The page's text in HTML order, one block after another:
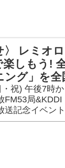
〉 レミオ
楽しもう!
ング」を全
・祝) 午後7時
FM53局
送記念イベン